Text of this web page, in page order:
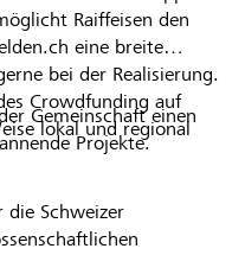
Raiffeisen den
eine breite
bei der Realisierung.
Crowdfunding auf
lokal und regional
Gemeinschaft einen
Projekte.
die Schweizer